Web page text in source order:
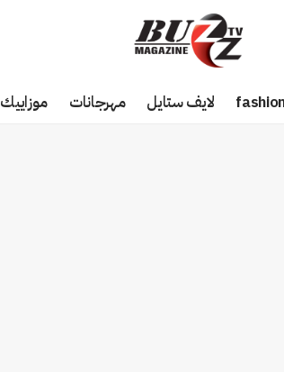
لايف ستايل مهرجانات موزاييك